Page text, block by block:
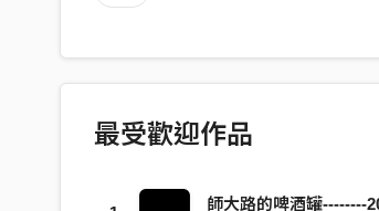
最受歡迎作品